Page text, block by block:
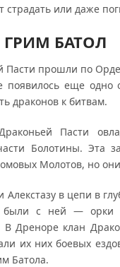
страдать или даже
ГРИМ БАТОЛ
Пасти прошли по
появилось еще одно
драконов к битвам.
Пасти
Болотины. Эта
Молотов, но
в цепи в
были с ней — орки
Дреноре клан
их них боевых
Батола.